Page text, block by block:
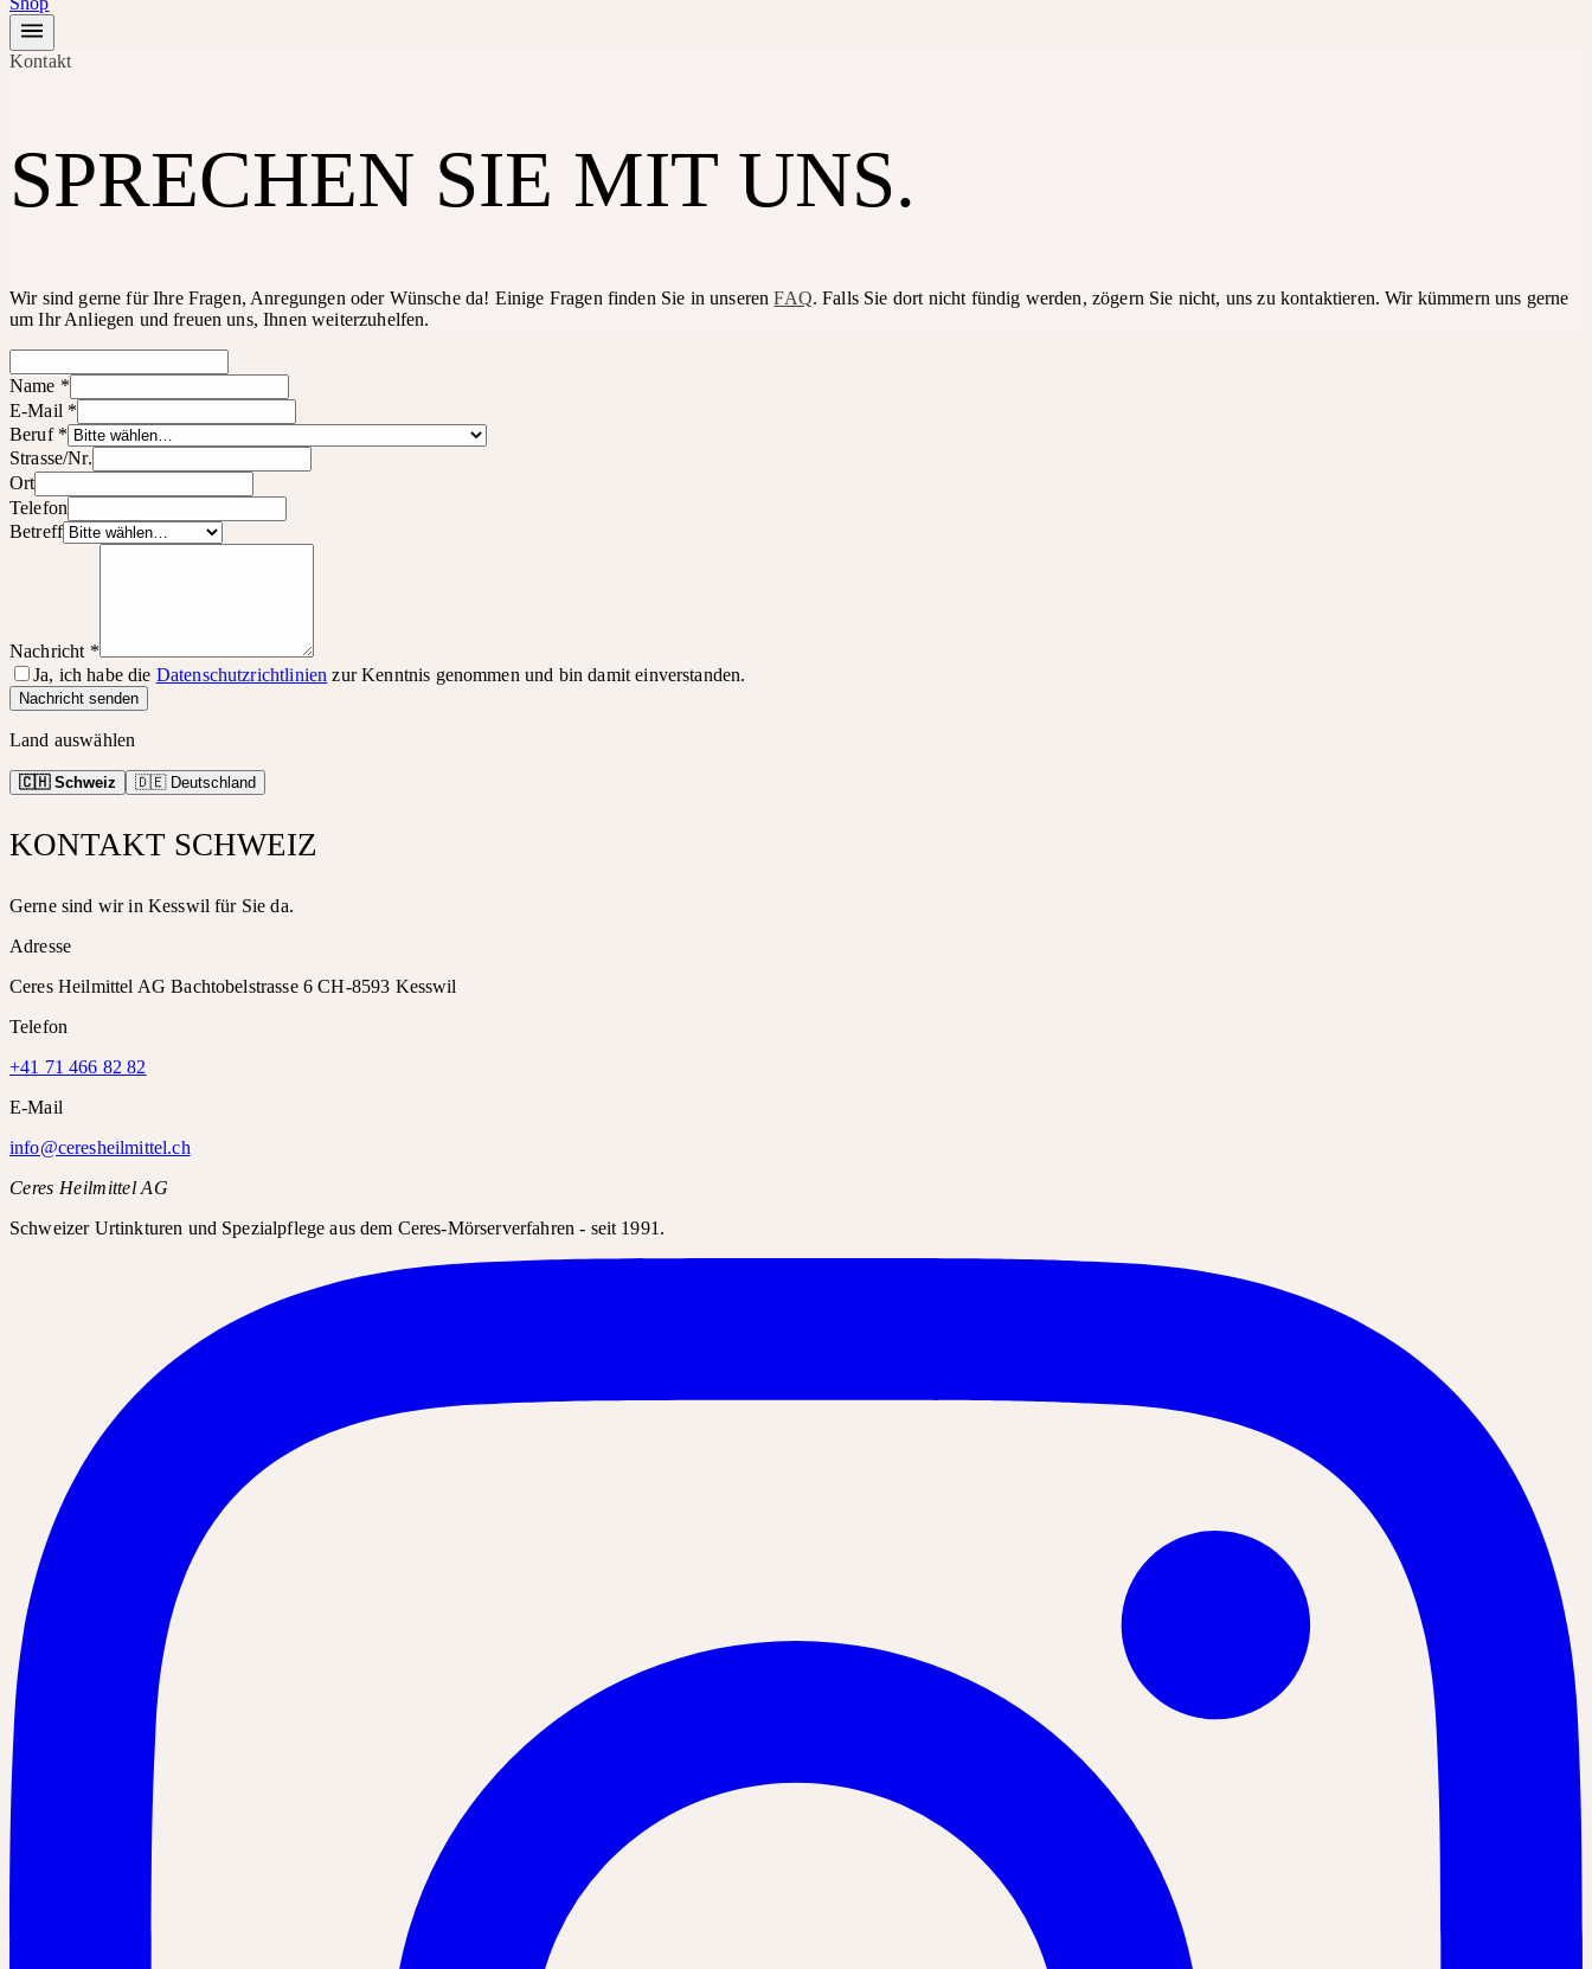
Kontakt
SPRECHEN SIE MIT UNS.
Wir sind gerne für Ihre Fragen, Anregungen oder Wünsche da! Einige Fragen finden Sie in unserenFAQ. Falls Sie dort nicht fündig werden, zögern Sie nicht, uns zu kontaktieren. Wir kümmern uns gerne
um Ihr Anliegen und freuen uns, Ihnen weiterzuhelfen.
Name *
E-Mail *
Beruf*
Strasse/Nr.
Ort
Telefon
Betreff
Nachricht *
Ja, ich habe die Datenschutzrichtlinien zur Kenntnis genommen und bin damit einverstanden.
Nachricht senden
Land auswählen
🇨🇭 Schweiz 🇩🇪 Deutschland
KONTAKT SCHWEIZ
Gerne sind wir in Kesswil für Sie da.
Adresse
Ceres Heilmittel AG Bachtobelstrasse 6 CH-8593 Kesswil
Telefon
+41 71 466 82 82
E-Mail
info@ceresheilmittel.ch
Ceres Heilmittel AG
Schweizer Urtinkturen und Spezialpflege aus dem Ceres-Mörserverfahren - seit 1991.